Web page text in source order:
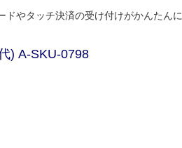
やタッチ決済の受け付けがかんたんに
) A-SKU-0798